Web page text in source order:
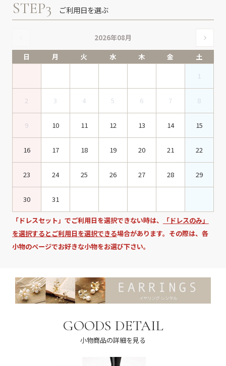
STEP3 ご利用日を選ぶ
2026年08月
日
月 火 水 木 金
土
1
2 3 4 5 6 7 8
9 10 11 12 13 14 15
16 17 18 19 20 21 22
23 24 25 26 27 28 29
30 31
「ドレスセット」でご利用日を選択できない時は、
「ドレスのみ」
を選択するとご利用日を選択できる場合があります。その際は、各
小物のページでお好きな小物をお選び下さい。
GOODS DETAIL
小物商品の詳細を見る